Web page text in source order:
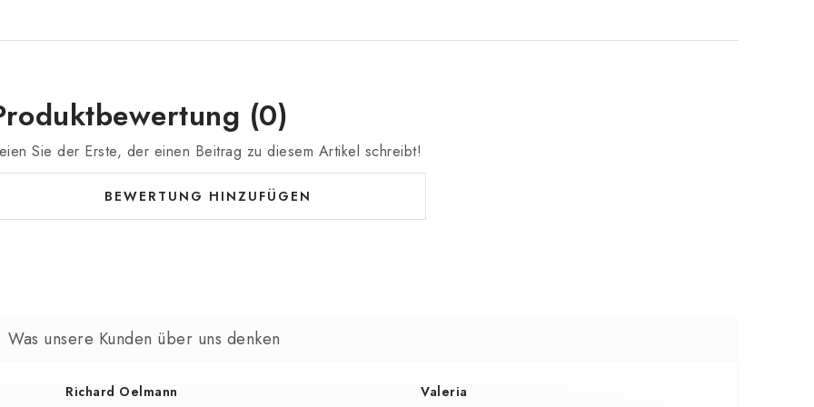
(0)
Sie der Erste, der einen Beitrag zu diesem Artikel schreibt!
BEWERTUNG HINZUFÜGEN
Richard Oelmann Valeria